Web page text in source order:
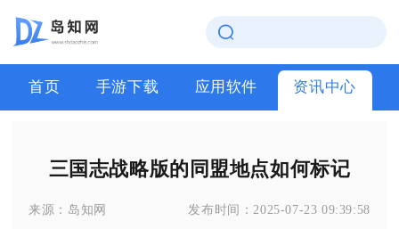
首页 手游下载 应用软件 资讯中心
三国志战略版的同盟地点如何标记
来源： 岛知网 发布时间： 2025-07-23 09:39:58